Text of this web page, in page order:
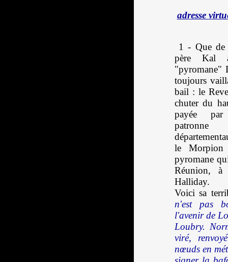
adresse
1 - Que de
père Kal
"pyromane"
toujours
bail : le
chuter du
payée
le Morpion
pyromane
Réunion,
Halliday.
Voici sa
n'est pas
l'avenir de
Loubry.
viré,
nœuds en